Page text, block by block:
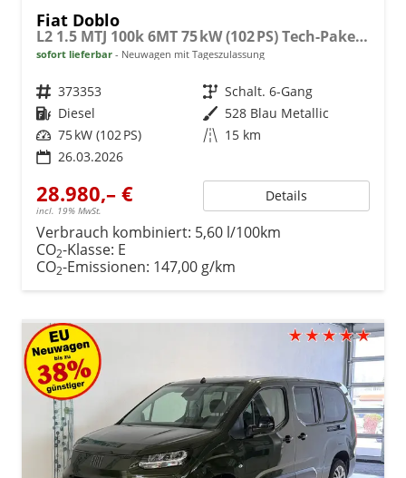
Fiat Doblo
L2 1.5 MTJ 100k 6MT 75 kW (102 PS) Tech-Paket, Komfort-Paket, Lenkradheizung, Sitzheizung, 2-Zonen-Klimaautomatik, Rückfahrkamera, Navigationssystem, Android Auto, Apple CarPlay, DAB, Schiebetüren L+R, 16 Zoll Stahlfelgen, uvm.
sofort lieferbar Neuwagen mit Tageszulassung
Fahrzeugnr. 373353 Getriebe Schalt. 6-Gang
Kraftstoff Diesel Außenfarbe 528 Blau Metallic
Leistung 75 kW (102 PS) Kilometerstand 15 km
26.03.2026
28.980,– €
incl. 19% MwSt.
Details
Verbrauch kombiniert: 5,60 l/100km
CO2-Klasse: E
CO2-Emissionen: 147,00 g/km